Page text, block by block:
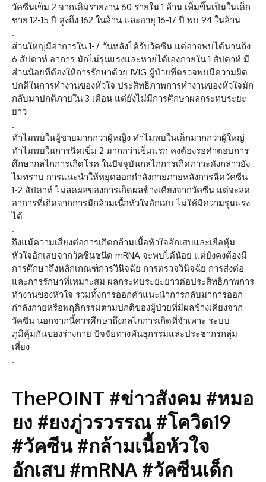
วัคซีนเข็ม 2 จากเดิมรายงาน 60 รายใน 1 ล้าน เพิ่มขึ้นเป็นในเด็ก
ชาย 12-15 ปี สูงถึง 162 ในล้าน และอายุ 16-17 ปี พบ 94 ในล้าน
.
ส่วนใหญ่มีอาการใน 1-7 วันหลังได้รับวัคซีน แต่อาจพบได้นานถึง
6 สัปดาห์ อาการ มักไม่รุนแรงและหายได้เองภายใน 1 สัปดาห์ มี
ส่วนน้อยที่ต้องให้การรักษาด้วย IVIG ผู้ป่วยที่ตรวจพบมีความผิด
ปกติในการทำงานของหัวใจ ประสิทธิภาพการทำงานของหัวใจมัก
กลับมาปกติภายใน 3 เดือน แต่ยังไม่มีการศึกษาผลกระทบระยะ
ยาว
.
ทำไมพบในผู้ชายมากกว่าผู้หญิง ทำไมพบในเด็กมากกว่าผู้ใหญ่
ทำไมพบในการฉีดเข็ม 2 มากกว่าเข็มแรก คงต้องรอคำตอบการ
ศึกษากลไกการเกิดโรค ในปัจจุบันกลไกการเกิดภาวะดังกล่าวยัง
ไมทราบ การแนะนำให้หยุดออกกำลังกายภายหลังการฉีดวัคซีน
1-2 สัปดาห์ ไม่ลดผลของการเกิดผลข้างเคียงจากวัคซีน แต่จะลด
อาการที่เกิดจากการมีกล้ามเนื้อหัวใจอักเสบ ไม่ให้มีความรุนแรง
ได้
.
ถึงแม้ความเสี่ยงต่อการเกิดกล้ามเนื้อหัวใจอักเสบและเยื่อหุ้ม
หัวใจอักเสบจากวัคซีนชนิด mRNA จะพบได้น้อย แต่ยังคงต้องมี
การศึกษาถึงหลักเกณฑ์การวินิจฉัย การตรวจวินิจฉัย การส่งต่อ
และการรักษาที่เหมาะสม ผลกระทบระยะยาวต่อประสิทธิภาพการ
ทำงานของหัวใจ รวมทั้งการออกคำแนะนำการกลับมาการออก
กำลังกายหรือพฤติกรรมตามปกติของผู้ป่วยที่มีผลข้างเคียงจาก
วัคซีน นอกจากนี้ควรศึกษาถึงกลไกการเกิดที่จำเพาะ ระบบ
ภูมิคุ้มกันของร่างกาย ปัจจัยทางพันธุกรรมและประชากรกลุ่ม
เสี่ยง
.
ThePOINT #ข่าวสังคม #หมอ
ยง #ยงภู่วรวรรณ #โควิด19
#วัคซีน #กล้ามเนื้อหัวใจ
อักเสบ #mRNA #วัคซีนเด็ก